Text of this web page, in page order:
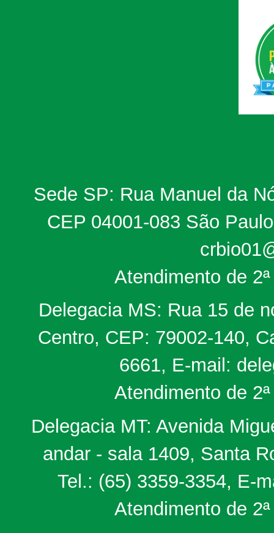
Sede SP: Rua Manuel da
CEP 04001-083 São
Atendimento de
Delegacia MS: Rua 15 de
Centro, CEP: 79002-140,
6661, E-mail:
Atendimento de
Delegacia MT: Avenida
andar - sala 1409, Santa
Tel.: (65) 3359-3354, E-
Atendimento de